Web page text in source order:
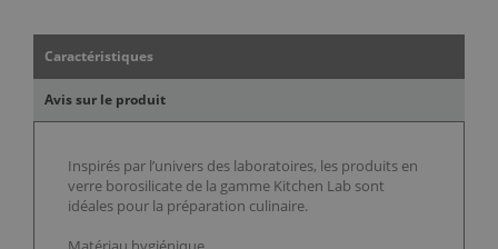
Caractéristiques
Avis sur le produit
Inspirés par l’univers des laboratoires, les produits en
verre borosilicate de la gamme Kitchen Lab sont
idéales pour la préparation culinaire.